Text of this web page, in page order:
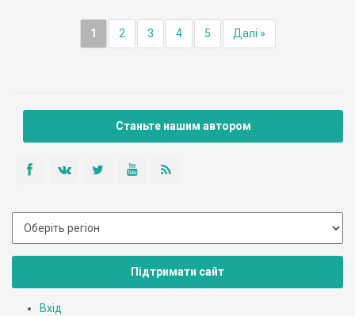
1 2 3 4 5 Далі »
Станьте нашим автором
Підтримати сайт
Вхід